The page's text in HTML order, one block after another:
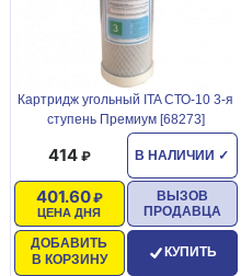
Картридж угольный ITA СТО-10 3-я
ступень Премиум [68273]
В НАЛИЧИИ ✓
414
ЦЕНА ДНЯ
401.60
ДОБАВИТЬ
В КОРЗИНУ
ВЫЗОВ
ПРОДАВЦА
КУПИТЬ